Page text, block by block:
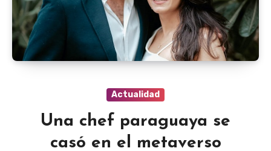
Actualidad
Una chef paraguaya se
casó en el metaverso